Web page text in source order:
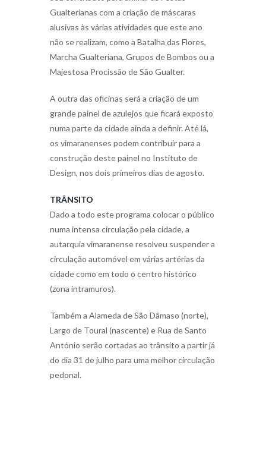
Gualterianas com a criação de máscaras
alusivas às várias atividades que este ano
não se realizam, como a Batalha das Flores,
Marcha Gualteriana, Grupos de Bombos ou a
Majestosa Procissão de São Gualter.
A outra das oficinas será a criação de um
grande painel de azulejos que ficará exposto
numa parte da cidade ainda a definir. Até lá,
os vimaranenses podem contribuir para a
construção deste painel no Instituto de
Design, nos dois primeiros dias de agosto.
TRÂNSITO
Dado a todo este programa colocar o público
numa intensa circulação pela cidade, a
autarquia vimaranense resolveu suspender a
circulação automóvel em várias artérias da
cidade como em todo o centro histórico
(zona intramuros).
Também a Alameda de São Dâmaso (norte),
Largo de Toural (nascente) e Rua de Santo
António serão cortadas ao trânsito a partir já
do dia 31 de julho para uma melhor circulação
pedonal.